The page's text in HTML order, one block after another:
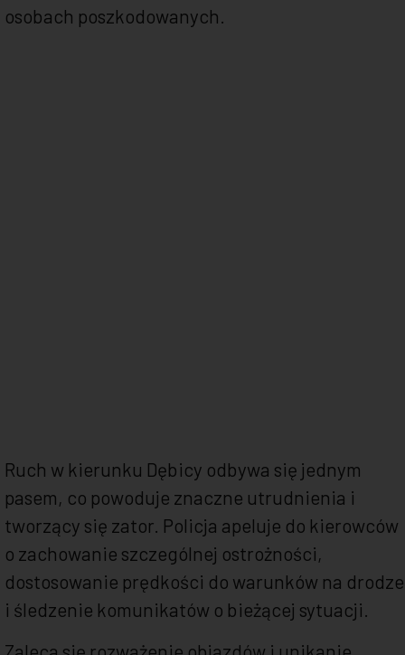
osobach poszkodowanych.
Ruch w kierunku Dębicy odbywa się jednym
pasem, co powoduje znaczne utrudnienia i
tworzący się zator. Policja apeluje do kierowców
o zachowanie szczególnej ostrożności,
dostosowanie prędkości do warunków na drodze
i śledzenie komunikatów o bieżącej sytuacji.